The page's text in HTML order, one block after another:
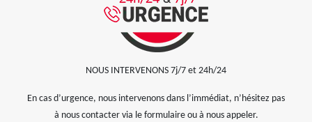
NOUS INTERVENONS 7j/7 et 24h/24
En cas d’urgence, nous intervenons dans l’immédiat, n’hésitez pas
à nous contacter via le formulaire ou à nous appeler.